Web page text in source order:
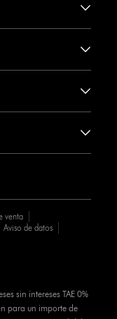
venta
Aviso de datos
sin intereses TAE 0%
para un importe de